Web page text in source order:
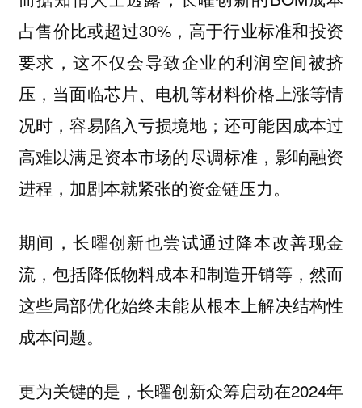
占售价比或超过30%，高于行业标准和投资
要求，这不仅会导致企业的利润空间被挤
压，当面临芯片、电机等材料价格上涨等情
况时，容易陷入亏损境地；还可能因成本过
高难以满足资本市场的尽调标准，影响融资
进程，加剧本就紧张的资金链压力。
期间，长曜创新也尝试通过降本改善现金
流，包括降低物料成本和制造开销等， 然而
这些局部优化始终未能从根本上解决结构性
成本问题。
更为关键的是，长曜创新众筹启动在2024年